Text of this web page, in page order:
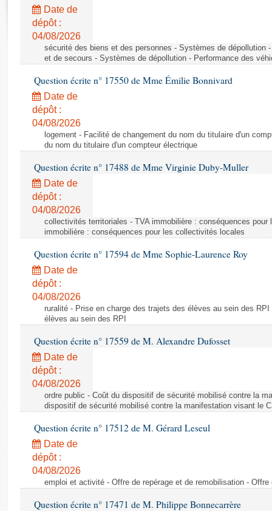
Rapports législatifs
Rapports sur l'application des lois
Baromètre de l’application des lois
Dossiers législatifs
Budget et sécurité sociale
Questions écrites et orales
Comptes rendus des débats
Date de
dépôt :
04/08/2026
sécurité des biens et des personnes - Systèmes de dépollution
et de secours - Systèmes de dépollution - Performance des
Question écrite n° 17550 de Mme Émilie Bonnivard
Date de
dépôt :
04/08/2026
logement - Facilité de changement du nom du titulaire d'un
du nom du titulaire d'un compteur électrique
Question écrite n° 17488 de Mme Virginie Duby-Muller
Date de
dépôt :
04/08/2026
collectivités territoriales - TVA immobilière : conséquences
immobilière : conséquences pour les collectivités locales
Question écrite n° 17594 de Mme Sophie-Laurence Roy
Date de
dépôt :
04/08/2026
ruralité - Prise en charge des trajets des élèves au sein des
élèves au sein des RPI
Question écrite n° 17559 de M. Alexandre Dufosset
Date de
dépôt :
04/08/2026
ordre public - Coût du dispositif de sécurité mobilisé contre la
dispositif de sécurité mobilisé contre la manifestation visant le
Question écrite n° 17512 de M. Gérard Leseul
Date de
dépôt :
04/08/2026
emploi et activité - Offre de repérage et de remobilisation -
Question écrite n° 17471 de M. Philippe Bonnecarrère